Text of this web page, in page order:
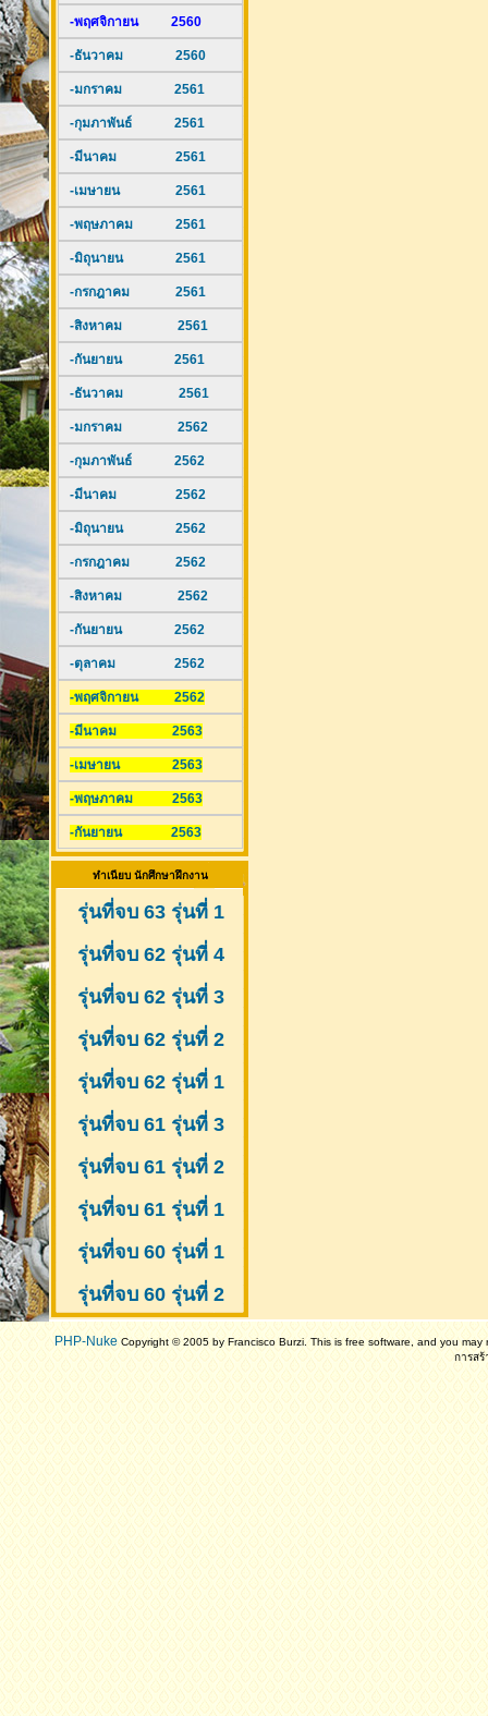
-พฤศจิกายน 2560
-ธันวาคม 2560
-มกราคม 2561
-กุมภาพันธ์ 2561
-มีนาคม 2561
-เมษายน 2561
-พฤษภาคม 2561
-มิถุนายน 2561
-กรกฎาคม 2561
-สิงหาคม 2561
-กันยายน 2561
-ธันวาคม 2561
-มกราคม 2562
-กุมภาพันธ์ 2562
-มีนาคม 2562
-มิถุนายน 2562
-กรกฎาคม 2562
-สิงหาคม 2562
-กันยายน 2562
-ตุลาคม 2562
-พฤศจิกายน 2562
-มีนาคม 2563
-เมษายน 2563
-พฤษภาคม 2563
-กันยายน 2563
ทำเนียบ นักศึกษาฝึกงาน
รุ่นที่จบ 63 รุ่นที่ 1
รุ่นที่จบ 62 รุ่นที่ 4
รุ่นที่จบ 62 รุ่นที่ 3
รุ่นที่จบ 62 รุ่นที่ 2
รุ่นที่จบ 62 รุ่นที่ 1
รุ่นที่จบ 61 รุ่นที่ 3
รุ่นที่จบ 61 รุ่นที่ 2
รุ่นที่จบ 61รุ่นที่ 1
รุ่นที่จบ 60 รุ่นที่ 1
รุ่นที่จบ 60 รุ่นที่ 2
PHP-NukeCopyright © 2005 by Francisco Burzi. This is free software, and you
การส